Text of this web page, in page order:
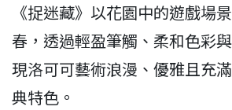
《捉迷藏》以花園中的遊戲場
春，透過輕盈筆觸、柔和色彩
現洛可可藝術浪漫、優雅且充
典特色。